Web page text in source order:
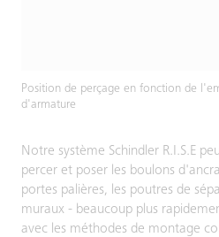
Position de perçage en fonction de
d'armature
Notre système Schindler R.I.S.E
percer et poser les boulons
portes palières, les poutres de
muraux - beaucoup plus
avec les méthodes de montage